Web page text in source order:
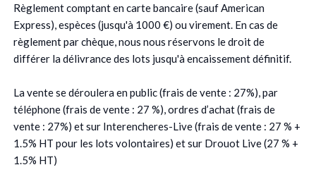
Règlement comptant en carte bancaire (sauf American
Express), espèces (jusqu'à 1000 €) ou virement. En cas de
règlement par chèque, nous nous réservons le droit de
différer la délivrance des lots jusqu'à encaissement définitif.
La vente se déroulera en public (frais de vente : 27%), par
téléphone (frais de vente : 27 %), ordres d’achat (frais de
vente : 27%) et sur Interencheres-Live (frais de vente : 27 % +
1.5% HT pour les lots volontaires) et sur Drouot Live (27 % +
1.5% HT)